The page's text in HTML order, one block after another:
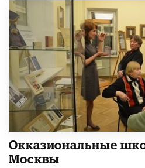
​Окказиональные
Москвы